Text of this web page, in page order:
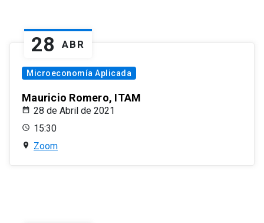
28 ABR
Microeconomía Aplicada
Mauricio Romero, ITAM
28 de Abril de 2021
15:30
Zoom